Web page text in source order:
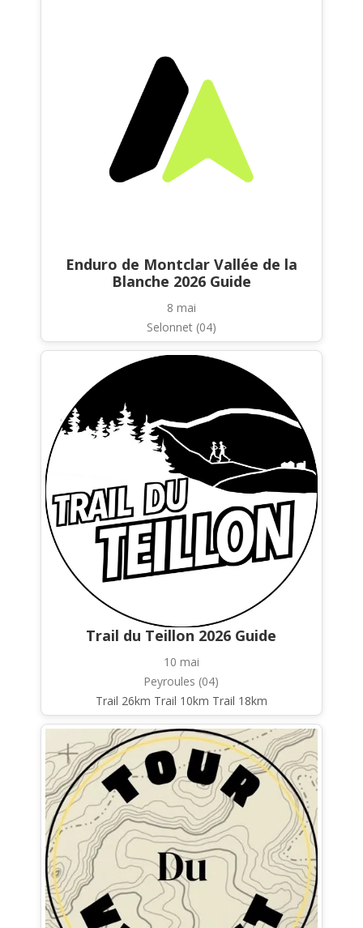
Enduro de Montclar Vallée de la
Blanche 2026 Guide
8 mai
Selonnet (04)
Trail du Teillon 2026 Guide
10 mai
Peyroules (04)
Trail 26km Trail 10km Trail 18km